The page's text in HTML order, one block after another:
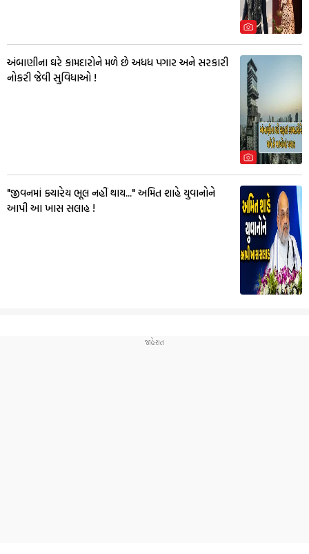
અંબાણીના ઘરે કામદારોને મળે છે અધધ પગાર અને સરકારી
નોકરી જેવી સુવિધાઓ !
"જીવનમાં ક્યારેય ભૂલ નહીં થાય..." અમિત શાહે યુવાનોને
આપી આ ખાસ સલાહ !